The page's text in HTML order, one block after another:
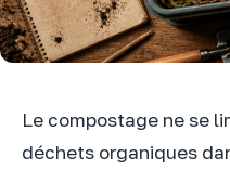
Le compostage ne se
déchets organiques